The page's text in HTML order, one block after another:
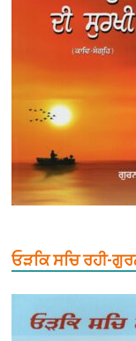
ਓੜਕਿ ਸਚਿ ਰਹੀ-